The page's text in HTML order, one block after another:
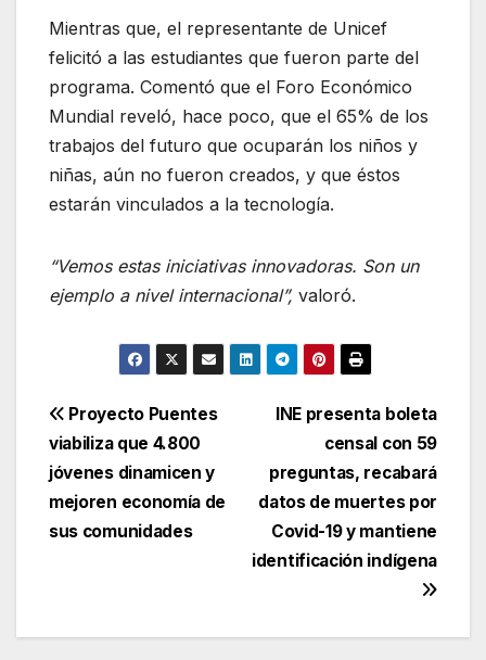
Mientras que, el representante de Unicef
felicitó a las estudiantes que fueron parte del
programa. Comentó que el Foro Económico
Mundial reveló, hace poco, que el 65% de los
trabajos del futuro que ocuparán los niños y
niñas, aún no fueron creados, y que éstos
estarán vinculados a la tecnología.
“Vemos estas iniciativas innovadoras. Son un
ejemplo a nivel internacional”, valoró.
Navegación
de
entradas
INE presenta boleta
censal con 59
preguntas, recabará
datos de muertes por
Covid-19 y mantiene
identificación indígena
Proyecto Puentes
viabiliza que 4.800
jóvenes dinamicen y
mejoren economía de
sus comunidades